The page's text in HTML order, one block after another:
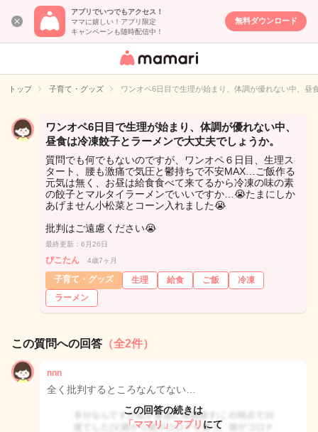
アプリでいつでもアクセス！
ママに嬉しい！アプリ限定
キャンペーンも随時配信中！
無料ダウンロード
女性専用匿名QA
イト
トップ 子育て・グッズ ワンオペ6日目で生理が始まり、体調が優れない中、昼
ワンオペ6日目で生理が始まり、体調が優れない中、
昼食は冷凍餃子とラーメンで大丈夫でしょうか。
質問でも何でもないのですが、ワンオペ６日目、生理ス
タート、腰も激痛で気圧と鬱持ちで不安MAX…ご飯作る
元気は無く、お昼は給食食べて来てるから冷凍の味の素
の餃子とマルタイラーメンでいいですか…😭たまにしか
あげません小松菜とコーン入れました😭
批判はご遠慮ください😭
最終更新：6月26日
ぴこたん 4歳7ヶ月
子育て・グッズ 生理 給食 ご飯
冷凍
ラーメン
この質問への回答 （全2件）
nnn
全く批判するところなんてない…
この回答の続きは
「ママリ」アプリ にて